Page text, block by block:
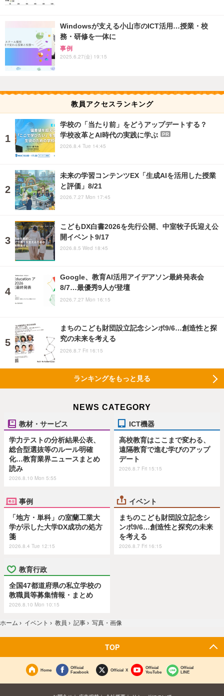
Windowsが支える小山市のICT活用…授業・校
務・研修を一体に
事例
2025.6.27(金) 19:15
教員アクセスランキング
学校の「当たり前」をどうアップデートする？
学校改革とAI時代の実践に学ぶ
PR
2026.8.4 Tue 14:45
未来の学習コンテンツEX「生成AIを活用した授業
と評価」8/21
2026.7.27 Mon 17:45
こどもDX白書2026を先行公開、中室牧子氏迎え公
開イベント9/17
2026.8.5 Wed 18:45
Google、教育AI活用アイデアソン最終発表会
8/7…最優秀9人が登壇
2026.7.27 Mon 16:15
まちのこども財団設立記念シンポ9/6…創造性と探
究の未来を考える
2026.8.7 Fri 16:15
ランキングをもっと見る
NEWS CATEGORY
教材・サービス
学力テストの分析結果公表、
総合型選抜等のルール明確
化…教育業界ニュースまとめ
読み
2026.8.10 Mon 5:55
ICT機器
高校教育はここまで変わる、
遠隔教育で進む学びのアップ
デート
2026.8.7 Fri 15:15
事例
「地方・単科」の室蘭工業大
学が示した大学DX成功の処方
箋
2026.8.4 Tue 12:15
イベント
まちのこども財団設立記念シ
ンポ9/6…創造性と探究の未来
を考える
2026.8.7 Fri 16:15
教育行政
全国47都道府県の私立学校の
教職員等募集情報・まとめ
2026.8.10 Mon 10:15
ホーム › イベント › 教員 › 記事 › 写真・画像
TOP
Home
Official
Facebook
Official X
Official
YouTube
Official
LINE